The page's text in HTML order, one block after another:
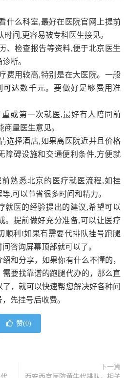
什么科室,最好在医院官网上提前
间,更容易被专科医生接见。
、检查报告等资料,便于北京医生
断。
费用较高,特别是在大医院。一般
达数千元。要做好足够费用准
或第一次就医,最好有人陪同前
量医生意见。
选择酒店,如果离医院近并且价格
障碍设施和交通便利条件,方便就
熟悉北京的医疗就医流程,如挂
,可以节省很多时间和精力。
就医的经验提出的建议,希望可以
。提前做好充分准备,可以让医疗
顺利!如果有需要代排队挂号跑腿
咨询屏幕顶部就可以了。
绍和分享，如果你有什么不懂的，
要找靠谱的跑腿代办的，那么直
，就可以快速帮您解决好各种问
先挂号后收费。
赞(0)
下一篇